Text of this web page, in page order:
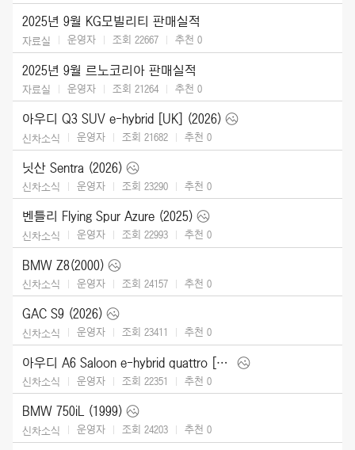
2025년 9월 KG모빌리티 판매실적
자료실 운영자 조회 22667 추천 0
2025년 9월 르노코리아 판매실적
자료실 운영자 조회 21264 추천 0
아우디 Q3 SUV e-hybrid [UK] (2026)
신차소식 운영자 조회 21682 추천 0
닛산 Sentra (2026)
신차소식 운영자 조회 23290 추천 0
벤틀리 Flying Spur Azure (2025)
신차소식 운영자 조회 22993 추천 0
BMW Z8(2000)
신차소식 운영자 조회 24157 추천 0
GAC S9 (2026)
신차소식 운영자 조회 23411 추천 0
아우디 A6 Saloon e-hybrid quattro [UK] (2026)
신차소식 운영자 조회 22351 추천 0
BMW 750iL (1999)
신차소식 운영자 조회 24203 추천 0